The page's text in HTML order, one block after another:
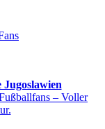
– Voller